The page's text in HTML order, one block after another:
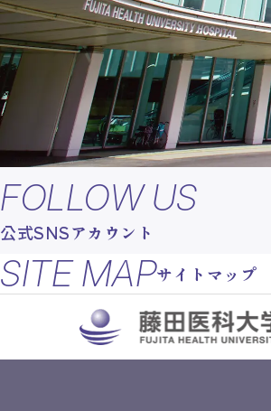
FOLLOW US
公式SNSアカウント
SITE MAPサイトマップ